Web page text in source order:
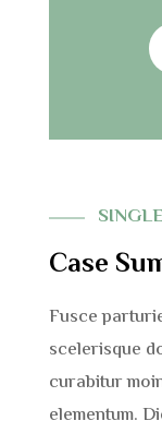
Case
Fusce
scelerisque
curabitur
elementum.